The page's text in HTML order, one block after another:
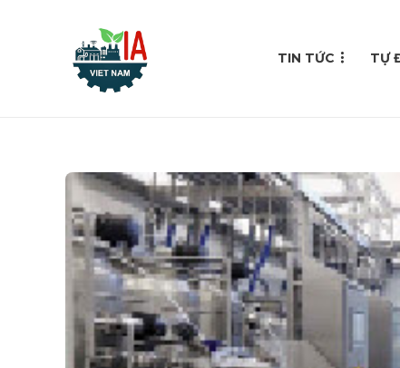
TIN TỨC TỰ